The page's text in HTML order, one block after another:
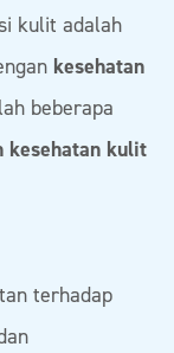
kulit adalah
kesehatan
beberapa
kesehatan kulit
terhadap